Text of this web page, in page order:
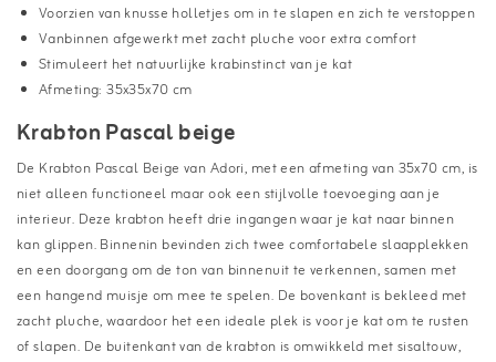
Voorzien van knusse holletjes om in te slapen en zich te verstoppen
Vanbinnen afgewerkt met zacht pluche voor extra comfort
Stimuleert het natuurlijke krabinstinct van je kat
Afmeting: 35x35x70 cm
Krabton Pascal beige
De Krabton Pascal Beige van Adori, met een afmeting van 35x70 cm, is
niet alleen functioneel maar ook een stijlvolle toevoeging aan je
interieur. Deze krabton heeft drie ingangen waar je kat naar binnen
kan glippen. Binnenin bevinden zich twee comfortabele slaapplekken
en een doorgang om de ton van binnenuit te verkennen, samen met
een hangend muisje om mee te spelen. De bovenkant is bekleed met
zacht pluche, waardoor het een ideale plek is voor je kat om te rusten
of slapen. De buitenkant van de krabton is omwikkeld met sisaltouw,